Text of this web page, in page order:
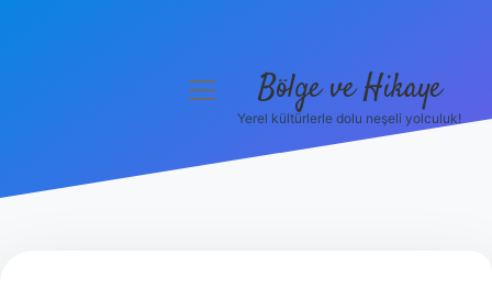
menüyü
Bölge ve Hikaye
Yerel kültürlerle dolu neşeli yolculuk!